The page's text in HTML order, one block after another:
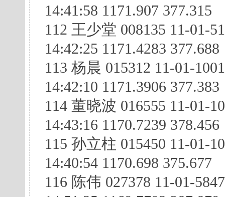
14:41:58 1171.907 377.315
112 王少堂 008135 11-01-
14:42:25 1171.4283 377.688
113 杨晨 015312 11-01-
14:42:10 1171.3906 377.383
114 董晓波 016555 11-01-
14:43:16 1170.7239 378.456
115 孙立柱 015450 11-01-
14:40:54 1170.698 375.677
116 陈伟 027378 11-01-